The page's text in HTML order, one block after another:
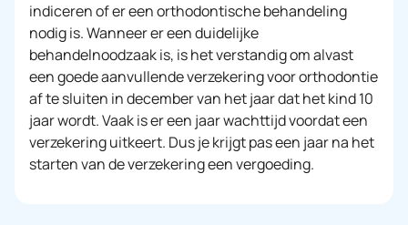
indiceren of er een orthodontische behandeling
nodig is. Wanneer er een duidelijke
behandelnoodzaak is, is het verstandig om alvast
een goede aanvullende verzekering voor orthodontie
af te sluiten in december van het jaar dat het kind 10
jaar wordt. Vaak is er een jaar wachttijd voordat een
verzekering uitkeert. Dus je krijgt pas een jaar na het
starten van de verzekering een vergoeding.